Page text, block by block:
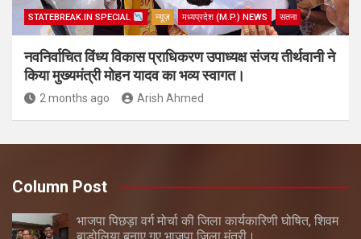
STATEBREAK.IN SPECIAL न्यूज़ मध्यप्रदेश (M.P.) NEWS सतना
नवनिर्वाचित विंध्य विकास प्राधिकरण उपाध्यक्ष संजय तीर्थवानी ने
किया मुख्यमंत्री मोहन यादव का भव्य स्वागत।
2 months ago Arish Ahmed
Column Post
भाजपा पिछड़ा वर्ग मोर्चा की जिला कार्यकारिणी घोषित, शिवम